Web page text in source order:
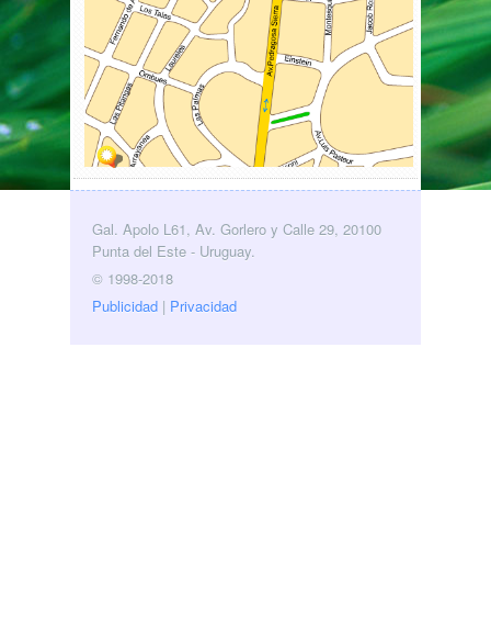
Gal. Apolo L61, Av. Gorlero y Calle 29, 20100
Punta del Este - Uruguay.
© 1998-2018
Publicidad | Privacidad